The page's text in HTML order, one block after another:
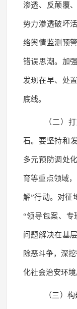
渗透、反颠覆
势力渗透破坏
络舆情监测预
错误思潮。加
发现在早、处
底线。
（二）
石。要坚持和
多元预防调处
育等重点领域
解”行动。对征
“领导包案、专
问题解决在基
除恶斗争，深
化社会治安环境
（三）